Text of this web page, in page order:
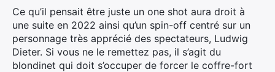
Ce qu’il pensait être juste un one shot aura droit à
une suite en 2022 ainsi qu’un spin-off centré sur un
personnage très apprécié des spectateurs, Ludwig
Dieter. Si vous ne le remettez pas, il s’agit du
blondinet qui doit s’occuper de forcer le coffre-fort